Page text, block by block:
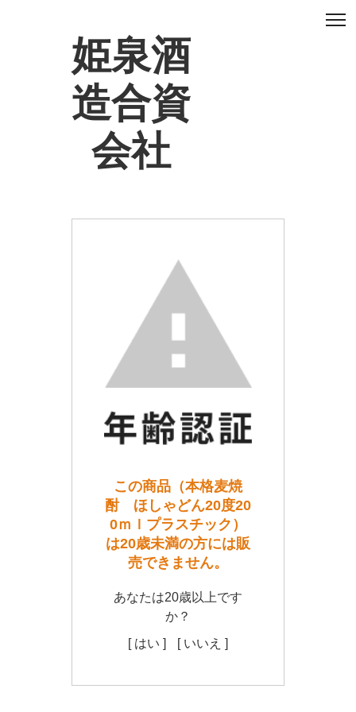
姫泉酒
造合資
会社
この商品（本格麦焼
酎 ほしゃどん20度20
0ｍｌプラスチック）
は20歳未満の方には販
売できません。
あなたは20歳以上です
か？
[ はい ]
[ いいえ ]